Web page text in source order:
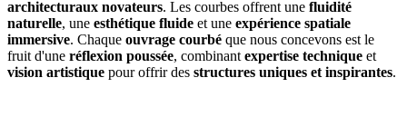
architecturaux novateurs. Les courbes offrent une fluidité
naturelle, une esthétique fluide et une expérience spatiale
immersive. Chaque ouvrage courbé que nous concevons est le
fruit d'une réflexion poussée, combinant expertise technique et
vision artistique pour offrir des structures uniques et inspirantes.